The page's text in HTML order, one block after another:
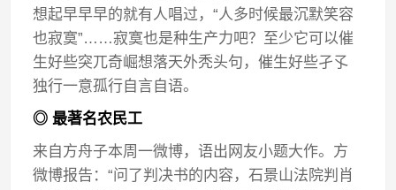
想起早早早的就有人唱过，“人多时候最沉默笑容
也寂寞”……寂寞也是种生产力吧？至少它可以催
生好些突兀奇崛想落天外秃头句，催生好些孑孓
独行一意孤行自言自语。
◎ 最著名农民工
来自方舟子本周一微博，语出网友小题大作。方
微博报告：“问了判决书的内容，石景山法院判肖